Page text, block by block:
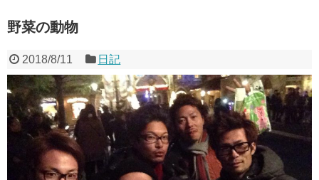
野菜の動物
2018/8/11 日記